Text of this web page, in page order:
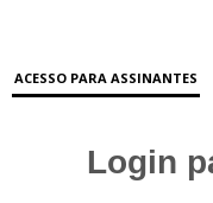
ACESSO PARA ASSINANTES
Login